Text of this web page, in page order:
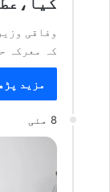
وفاقی
کہ معرکہ
مزید
8 مئی